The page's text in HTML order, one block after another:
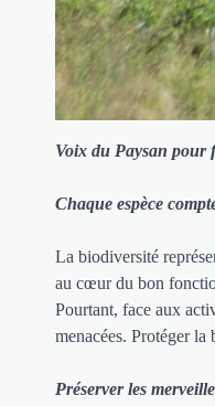
Voix du Paysan pour
Chaque espèce
La biodiversité
au cœur du bon
Pourtant, face aux
menacées. Protéger
Préserver les